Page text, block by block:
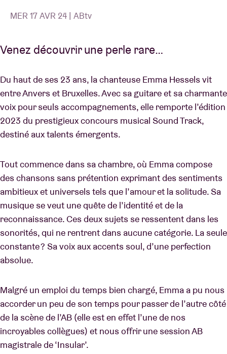
Chèque-concert
À propos de l'AB
Contact
MER 17 AVR 24 | ABtv
Venez découvrir une perle rare…
Du haut de ses 23 ans, la chanteuse Emma Hessels vit
entre Anvers et Bruxelles. Avec sa guitare et sa charmante
voix pour seuls accompagnements, elle remporte l’édition
2023 du prestigieux concours musical Sound Track,
destiné aux talents émergents.
Tout commence dans sa chambre, où Emma compose
des chansons sans prétention exprimant des sentiments
ambitieux et universels tels que l’amour et la solitude. Sa
musique se veut une quête de l’identité et de la
reconnaissance. Ces deux sujets se ressentent dans les
sonorités, qui ne rentrent dans aucune catégorie. La seule
constante ? Sa voix aux accents soul, d’une perfection
absolue.
Malgré un emploi du temps bien chargé, Emma a pu nous
accorder un peu de son temps pour passer de l’autre côté
de la scène de l’AB (elle est en effet l’une de nos
incroyables collègues) et nous offrir une session AB
magistrale de ‘Insular’.